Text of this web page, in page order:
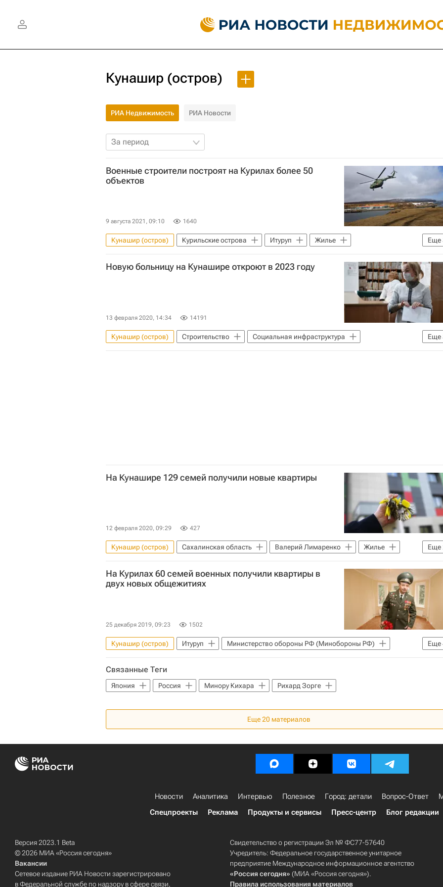
Кунашир (остров)
РИА Недвижимость РИА Новости
За период
Военные строители построят на Курилах более 50
объектов
9 августа 2021, 09:10 1640
Еще
Кунашир (остров) Курильские острова Итуруп
Жилье
Министерство обороны РФ (Минобороны РФ)
Строительство
Инфраструктура
Новую больницу на Кунашире откроют в 2023 году
13 февраля 2020, 14:34 14191
Еще
Кунашир (остров) Строительство
Социальная инфраструктура
Медучреждения
Инфраструктура Больницы
На Кунашире 129 семей получили новые квартиры
12 февраля 2020, 09:29 427
Еще
Кунашир (остров) Сахалинская область Валерий Лимаренко
Жилье
Курильские острова
Новостройки
На Курилах 60 семей военных получили квартиры в
двух новых общежитиях
25 декабря 2019, 09:23 1502
Еще
Кунашир (остров) Итуруп
Министерство обороны РФ (Минобороны РФ)
Военные
Жилье Строительство Инфраструктура
Связанные Теги
Япония Россия Минору Кихара Рихард Зорге
Еще20 материалов
Новости Аналитика Интервью Полезное Город: детали Вопрос-Ответ
Спецпроекты
Реклама Продукты и сервисы Пресс-центр Блог редакции
Версия 2023.1 Beta
© 2026 МИА «Россия сегодня»
Вакансии
Сетевое издание РИА Новости зарегистрировано
в Федеральной службе по надзору в сфере связи,
Свидетельство о регистрации Эл № ФС77-57640
Учредитель: Федеральное государственное унитарное
предприятие Международное информационное агентство
«Россия сегодня» (МИА «Россия сегодня»).
Правила использования материалов